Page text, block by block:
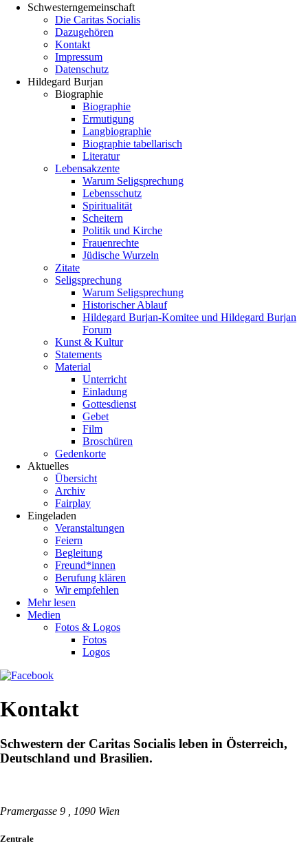
Schwesterngemeinschaft
Die Caritas Socialis
Dazugehören
Kontakt
Impressum
Datenschutz
Hildegard Burjan
Biographie
Biographie
Ermutigung
Langbiographie
Biographie tabellarisch
Literatur
Lebensakzente
Warum Seligsprechung
Lebensschutz
Spiritualität
Scheitern
Politik und Kirche
Frauenrechte
Jüdische Wurzeln
Zitate
Seligsprechung
Warum Seligsprechung
Historischer Ablauf
Hildegard Burjan-Komitee und Hildegard Burjan
Forum
Kunst & Kultur
Statements
Material
Unterricht
Einladung
Gottesdienst
Gebet
Film
Broschüren
Gedenkorte
Aktuelles
Übersicht
Archiv
Fairplay
Eingeladen
Veranstaltungen
Feiern
Begleitung
Freund*innen
Berufung klären
Wir empfehlen
Mehr lesen
Medien
Fotos & Logos
Fotos
Logos
Kontakt
Schwestern der Caritas Socialis leben in Österreich,
Deutschland und Brasilien.
Pramergasse 9 , 1090 Wien
Zentrale